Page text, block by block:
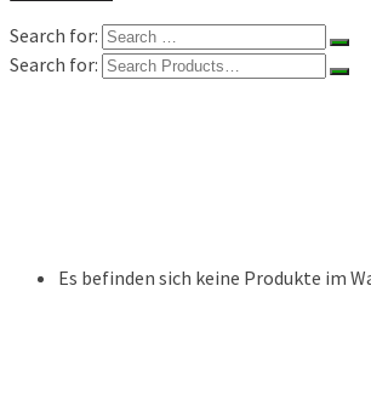
Search for:
Search for:
Es befinden sich keine Produkte im